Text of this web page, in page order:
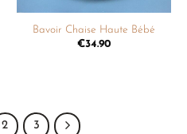
Bavoir Chaise Haute Bébé
€34.90
2 3